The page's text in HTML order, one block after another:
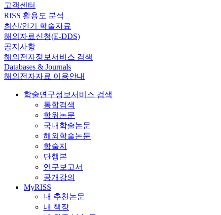
고객센터
RISS 활용도 분석
최신/인기 학술자료
해외자료신청(E-DDS)
공지사항
해외전자정보서비스 검색
Databases & Journals
해외전자자료 이용안내
학술연구정보서비스 검색
통합검색
학위논문
국내학술논문
해외학술논문
학술지
단행본
연구보고서
공개강의
MyRISS
내 추천논문
내 책장